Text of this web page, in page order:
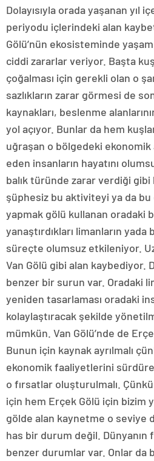
Dolayısıyla orada yaşanan yıl
periyodu içlerindeki alan
Gölü’nün ekosisteminde
ciddi zararlar veriyor. Başta
çoğalması için gerekli olan o
sazlıkların zarar görmesi de
kaynakları, beslenme
yol açıyor. Bunlar da hem
uğraşan o bölgedeki ekonomik
eden insanların hayatını
balık türünde zarar verdiği
şüphesiz bu aktiviteyi ya da
yapmak gölü kullanan oradaki
yanaştırdıkları limanların yada
süreçte olumsuz etkileniyor.
Van Gölü gibi alan kaybediyor.
benzer bir surun var. Oradaki
yeniden tasarlaması oradaki
kolaylaştıracak şekilde
mümkün. Van Gölü’nde de
Bunun için kaynak ayrılmalı
ekonomik faaliyetlerini
o fırsatlar oluşturulmalı.
için hem Erçek Gölü için bizim
gölde alan kaynetme o seviye
has bir durum değil. Dünyanın
benzer durumlar var. Onlar da